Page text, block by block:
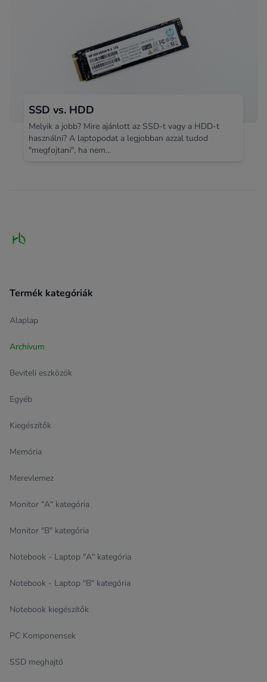
SSD vs. HDD
Melyik a jobb? Mire ajánlott az SSD-t vagy a HDD-t
használni? A laptopodat a legjobban azzal tudod
"megfojtani", ha nem...
Termék kategóriák
Alaplap
Archívum
Beviteli eszközök
Egyéb
Kiegészítők
Memória
Merevlemez
Monitor "A" kategória
Monitor "B" kategória
Notebook - Laptop "A" kategória
Notebook - Laptop "B" kategória
Notebook kiegészítők
PC Komponensek
SSD meghajtó